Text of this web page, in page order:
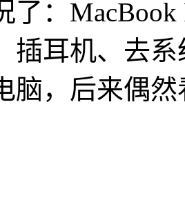
了：
插耳机、去
脑，后来偶